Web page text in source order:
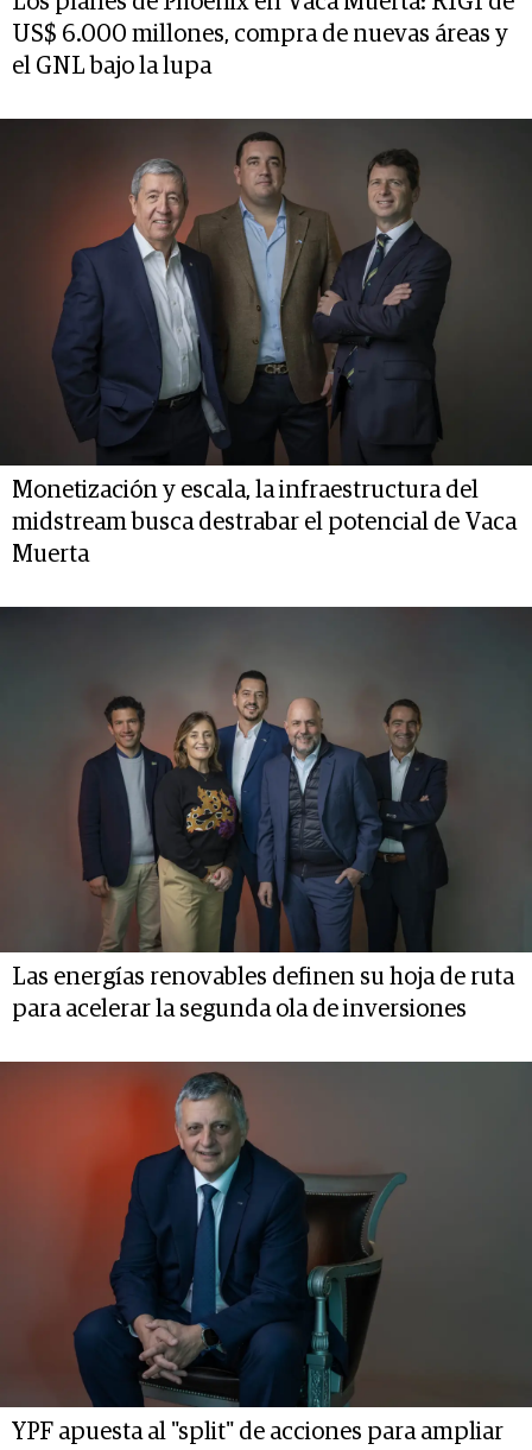
US$ 6.000 millones, compra de nuevas áreas y
el GNL bajo la lupa
Monetización y escala, la infraestructura del
midstream busca destrabar el potencial de Vaca
Muerta
Las energías renovables definen su hoja de ruta
para acelerar la segunda ola de inversiones
YPF apuesta al "split" de acciones para ampliar